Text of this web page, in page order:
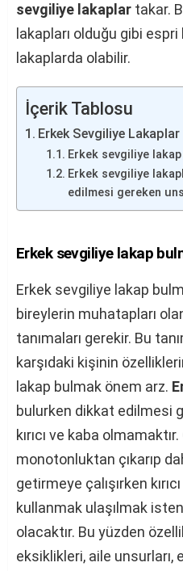
sevgiliye lakaplar takar.
lakapları olduğu gibi
lakaplarda olabilir.
İçerik Tablosu
Erkek Sevgiliye Lakaplar
Erkek sevgiliye
Erkek sevgiliye
edilmesi gereken
Erkek sevgiliye lakap
Erkek sevgiliye lakap
bireylerin muhatapları
tanımaları gerekir. Bu
karşıdaki kişinin
lakap bulmak önem arz.
bulurken dikkat edilmesi
kırıcı ve kaba
monotonluktan çıkarıp
getirmeye çalışırken
kullanmak ulaşılmak
olacaktır. Bu yüzden
eksiklikleri, aile